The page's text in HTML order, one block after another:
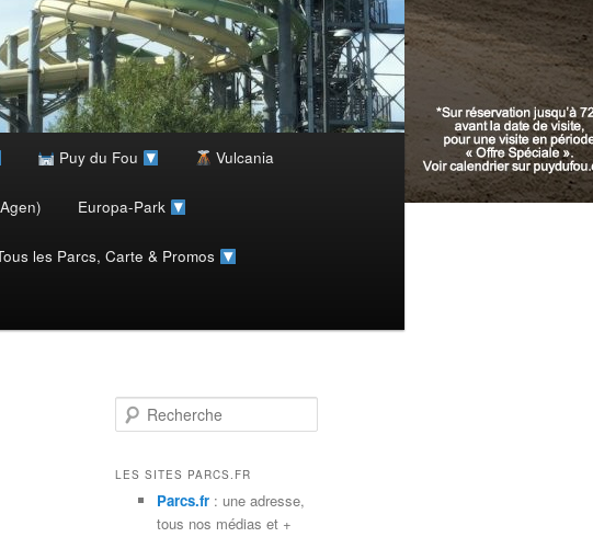
Puy du Fou Vulcania
Europa-Park
les Parcs, Carte & Promos
e
h
LES SITES PARCS.FR
Parcs.fr: une adresse,
tous nos médias et +